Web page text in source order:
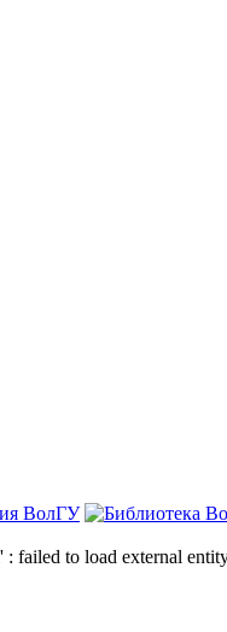
ВолГУ
to load external